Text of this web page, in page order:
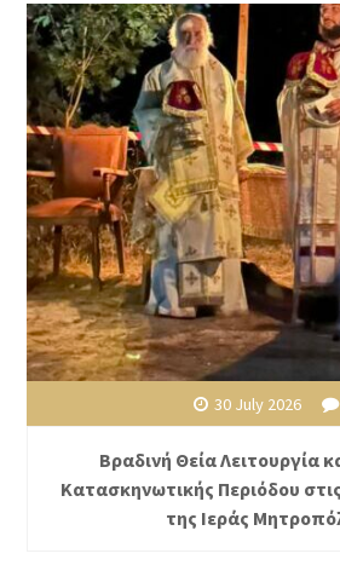
30 July 2026
Βραδινή Θεία Λειτουργία
Κατασκηνωτικής Περιόδου
της Ιεράς